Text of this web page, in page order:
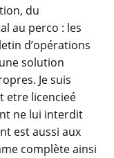
du
au perco : les
d’opérations
solution
Je suis
etre licencieé
ne lui interdit
est aussi aux
complète ainsi